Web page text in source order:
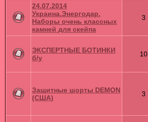
24.07.2014
Украина.Энергодар.
Наборы очень классных
камней для скейпа
3
ЭКСПЕРТНЫЕ БОТИНКИ
б/у
10
Защитные шорты DEMON
(США)
3